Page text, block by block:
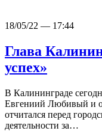
18/05/22 — 17:44
Глава
успех»
В Калининграде
Евгениий Любивый и
отчитался перед
деятельности за…